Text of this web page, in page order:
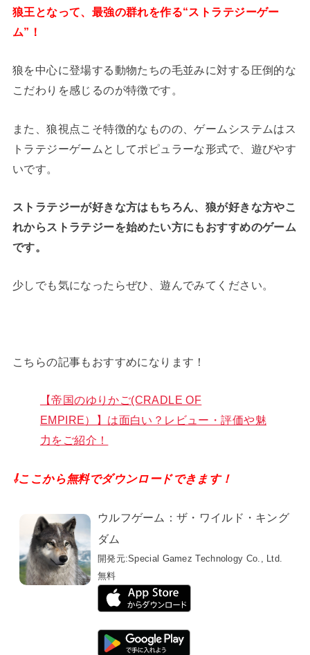
狼王となって、最強の群れを作る“ストラテジーゲー
ム”！
狼を中心に登場する動物たちの毛並みに対する圧倒的な
こだわりを感じるのが特徴です。
また、狼視点こそ特徴的なものの、ゲームシステムはス
トラテジーゲームとしてポピュラーな形式で、遊びやす
いです。
ストラテジーが好きな方はもちろん、狼が好きな方やこ
れからストラテジーを始めたい方にもおすすめのゲーム
です。
少しでも気になったらぜひ、遊んでみてください。
こちらの記事もおすすめになります！
【帝国のゆりかご(CRADLE OF
EMPIRE）】は面白い？レビュー・評価や魅
力をご紹介！
⇩ここから無料でダウンロードできます！
ウルフゲーム：ザ・ワイルド・キング
ダム
開発元:Special Gamez Technology Co., Ltd.
無料